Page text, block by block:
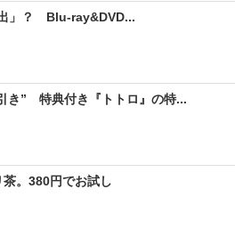
出」？ Blu-ray&DVD...
き” 特典付き『トトロ』の特...
。380円でお試し